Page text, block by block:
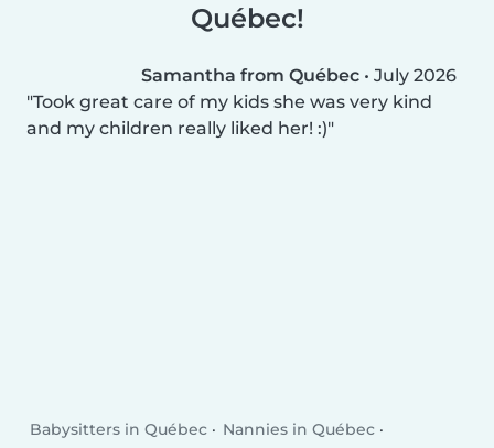
Québec!
Samantha from Québec • July 2026
Took great care of my kids she was very kind
and my children really liked her! :)
Babysitters in Québec
Nannies in Québec